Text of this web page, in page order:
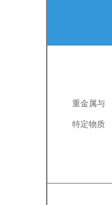
重金属与
特定物质